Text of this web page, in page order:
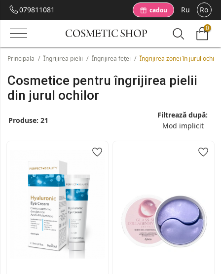
079811081 cadou Ru Ro
0
Principala / Îngrijirea pielii / Îngrijirea feței / Îngrijirea zonei în jurul ochilor
Cosmetice pentru îngrijirea pielii
din jurul ochilor
Produse: 21
Filtrează după: